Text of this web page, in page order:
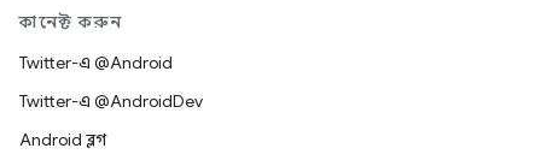
কানেক্ট করুন
Twitter-এ @Android
Twitter-এ @AndroidDev
Android ব্লগ